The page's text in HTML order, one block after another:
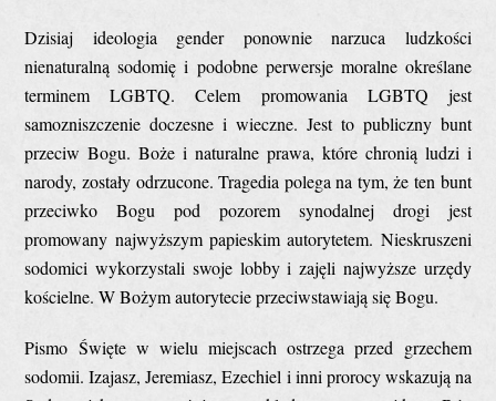
Dzisiaj ideologia gender ponownie narzuca ludzkości
nienaturalną sodomię i podobne perwersje moralne określane
terminem LGBTQ. Celem promowania LGBTQ jest
samozniszczenie doczesne i wieczne. Jest to publiczny bunt
przeciw Bogu. Boże i naturalne prawa, które chronią ludzi i
narody, zostały odrzucone. Tragedia polega na tym, że ten bunt
przeciwko Bogu pod pozorem synodalnej drogi jest
promowany najwyższym papieskim autorytetem. Nieskruszeni
sodomici wykorzystali swoje lobby i zajęli najwyższe urzędy
kościelne. W Bożym autorytecie przeciwstawiają się Bogu.
Pismo Święte w wielu miejscach ostrzega przed grzechem
sodomii. Izajasz, Jeremiasz, Ezechiel i inni prorocy wskazują na